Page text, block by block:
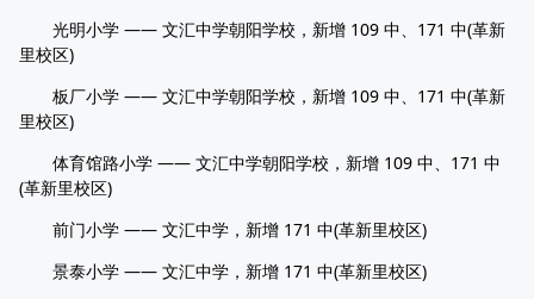
光明小学 —— 文汇中学朝阳学校，新增 109 中、171 中(革新
里校区)
板厂小学 —— 文汇中学朝阳学校，新增 109 中、171 中(革新
里校区)
体育馆路小学 —— 文汇中学朝阳学校，新增 109 中、171 中
(革新里校区)
前门小学 —— 文汇中学，新增 171 中(革新里校区)
景泰小学 —— 文汇中学，新增 171 中(革新里校区)